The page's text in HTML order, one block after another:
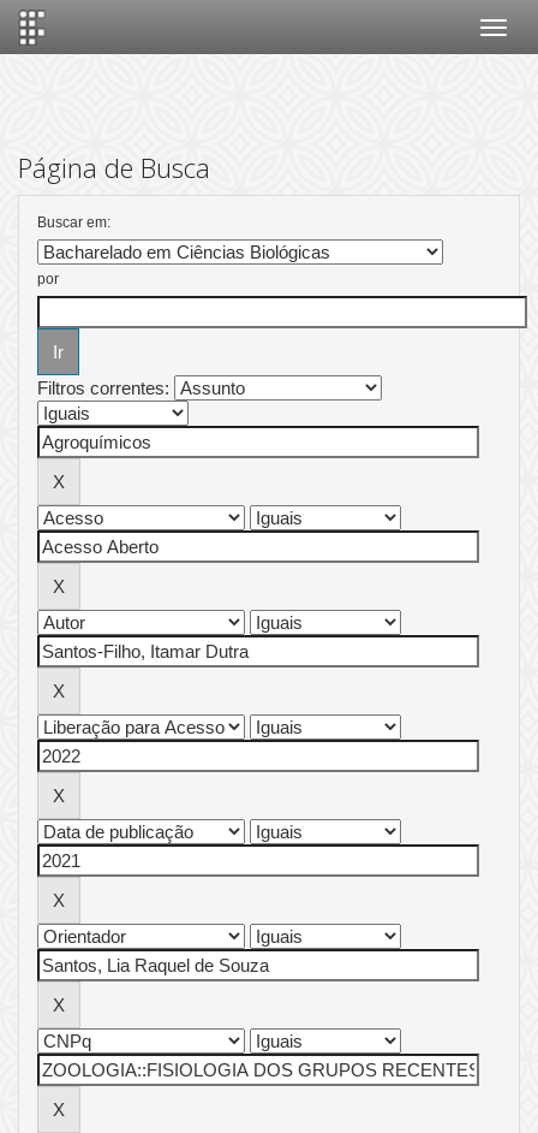
Página de Busca
Buscar em:
por
Filtros correntes: